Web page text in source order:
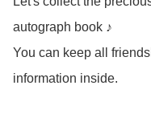
autograph book ♪
You can keep all
information inside.